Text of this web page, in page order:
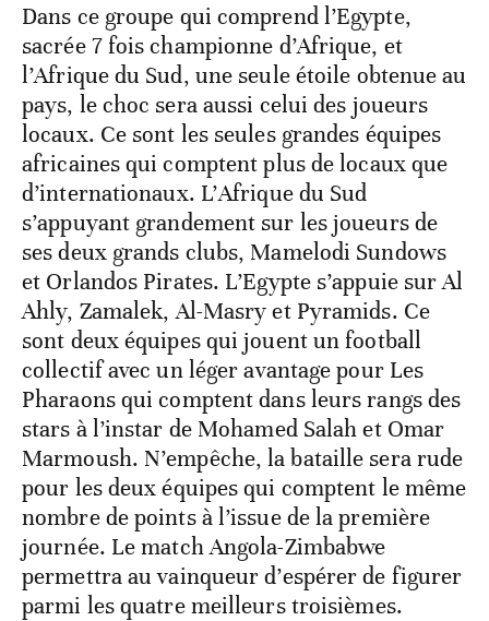
Dans ce groupe qui comprend l’Egypte,
sacrée 7 fois championne d’Afrique, et
l’Afrique du Sud, une seule étoile obtenue au
pays, le choc sera aussi celui des joueurs
locaux. Ce sont les seules grandes équipes
africaines qui comptent plus de locaux que
d’internationaux. L’Afrique du Sud
s’appuyant grandement sur les joueurs de
ses deux grands clubs, Mamelodi Sundows
et Orlandos Pirates. L’Egypte s’appuie sur Al
Ahly, Zamalek, Al-Masry et Pyramids. Ce
sont deux équipes qui jouent un football
collectif avec un léger avantage pour Les
Pharaons qui comptent dans leurs rangs des
stars à l’instar de Mohamed Salah et Omar
Marmoush. N’empêche, la bataille sera rude
pour les deux équipes qui comptent le même
nombre de points à l’issue de la première
journée. Le match Angola-Zimbabwe
permettra au vainqueur d’espérer de figurer
parmi les quatre meilleurs troisièmes.